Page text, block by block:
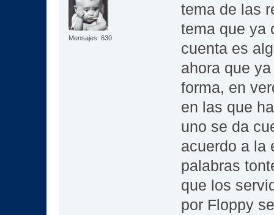
Mensajes: 630
tema de las
tema que ya
cuenta es
ahora que
forma, en
en las que
uno se da
acuerdo a la
palabras
que los
por Floppy